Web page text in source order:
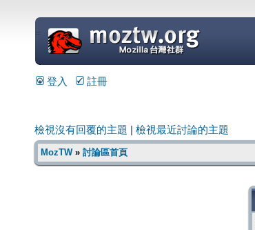
=
登入 註冊
檢視沒有回覆的主題 檢視最近討論的主題
MozTW» 討論區首頁